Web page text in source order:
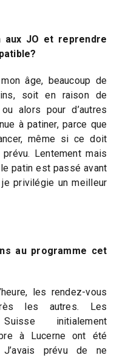
aux JO et reprendre
âge, beaucoup de
soit en raison de
alors pour d’autres
à patiner, parce que
même si ce doit
Lentement mais
patin est passé avant
privilégie un meilleur
au programme cet
les rendez-vous
les autres. Les
initialement
à Lucerne ont été
prévu de ne